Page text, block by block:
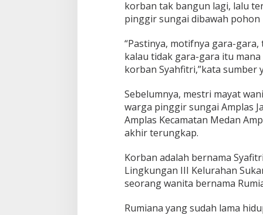
korban tak bangun lagi, lalu
pinggir sungai dibawah pohon
“Pastinya, motifnya gara-
kalau tidak gara-gara itu
korban Syahfitri,”kata
Sebelumnya, mestri mayat
warga pinggir sungai Amplas
Amplas Kecamatan Medan
akhir terungkap.
Korban adalah bernama
Lingkungan III Kelurahan
seorang wanita bernama
Rumiana yang sudah lama